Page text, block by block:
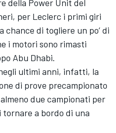
della Power Unit del
per Leclerc i primi giri
chance di togliere un po’ di
i motori sono rimasti
Abu Dhabi.
ultimi anni, infatti, la
di prove precampionato
due campionati per
a bordo di una